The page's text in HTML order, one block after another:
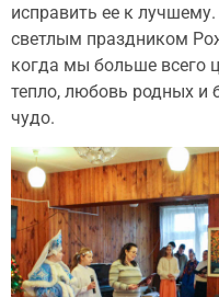
исправить ее к
светлым праздником
когда мы больше всего
тепло, любовь родных и
чудо.